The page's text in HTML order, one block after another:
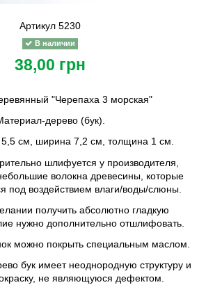
Артикул 5230
В наличии
38,00 грн
"Черепаха 3 морская"
дерево (бук).
5,5 см, ширина 7,2 см, толщина 1 см.
шлифуется у производителя,
волокна древесины, которые
под воздействием влаги/воды/слюны.
получить абсолютно гладкую
нужно дополнительно отшлифовать.
можно покрыть специальным маслом.
бук имеет неоднородную структуру и
не являющуюся дефектом.